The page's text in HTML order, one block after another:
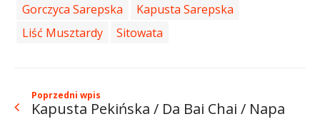
Gorczyca Sarepska
Kapusta Sarepska
Liść Musztardy
Sitowata
Poprzedni wpis
Kapusta Pekińska / Da Bai Chai / Napa